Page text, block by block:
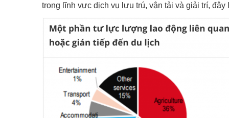
trong lĩnh vực dịch vụ lưu trú, vận tải và giải trí,